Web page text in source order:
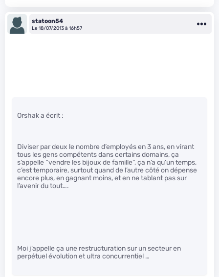
statoon54
Le 18/07/2013 à 16h57
Orshak a écrit :
Diviser par deux le nombre d’employés en 3 ans, en virant
tous les gens compétents dans certains domains, ça
s’appelle “vendre les bijoux de famille”, ça n’a qu’un temps,
c’est temporaire, surtout quand de l’autre côté on dépense
encore plus, en gagnant moins, et en ne tablant pas sur
l’avenir du tout….
Moi j’appelle ça une restructuration sur un secteur en
perpétuel évolution et ultra concurrentiel …